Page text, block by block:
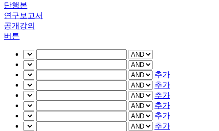
단행본
연구보고서
공개강의
버튼
추가
추가
추가
추가
추가
추가